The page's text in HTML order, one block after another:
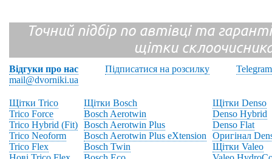
Точний підбір по автівці та
щітки
Відгуки про нас Підписатися на розсилку
Telegram
mail@dvorniki.ua
Щітки Trico
Trico Force
Trico Hybrid (Fit)
Trico Neoform
Trico Flex
Щітки Bosch
Bosch Aerotwin
Bosch Aerotwin Plus
Bosch Aerotwin Plus eXtension
Bosch Twin
Щітки Denso
Denso Hybrid
Denso Flat
Оригінал
Щітки Valeo